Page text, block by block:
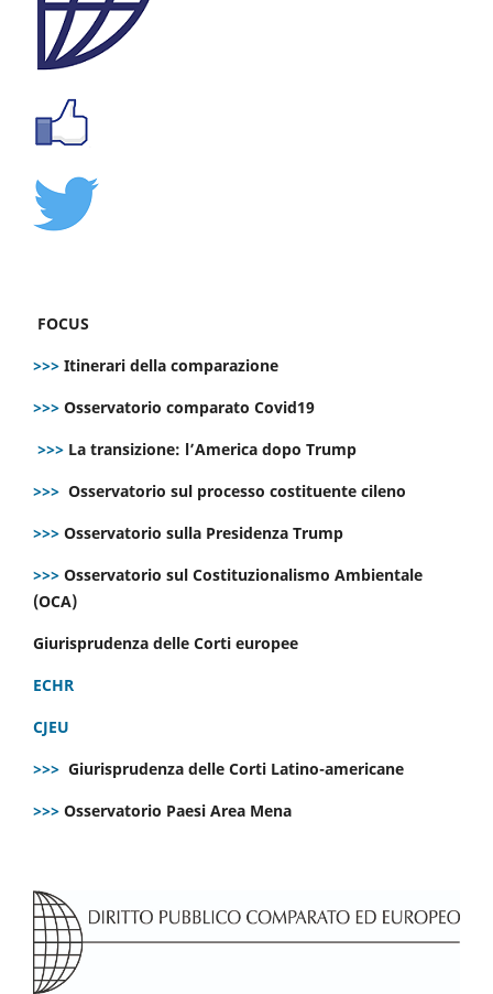
FOCUS
>>> Itinerari della comparazione
>>> Osservatorio comparato Covid19
>>> La transizione: l’America dopo Trump
>>> Osservatorio sul processo costituente cileno
>>> Osservatorio sulla Presidenza Trump
>>> Osservatorio sul Costituzionalismo Ambientale
(OCA)
Giurisprudenza delle Corti europee
ECHR
CJEU
>>> Giurisprudenza delle Corti Latino-americane
>>> Osservatorio Paesi Area Mena